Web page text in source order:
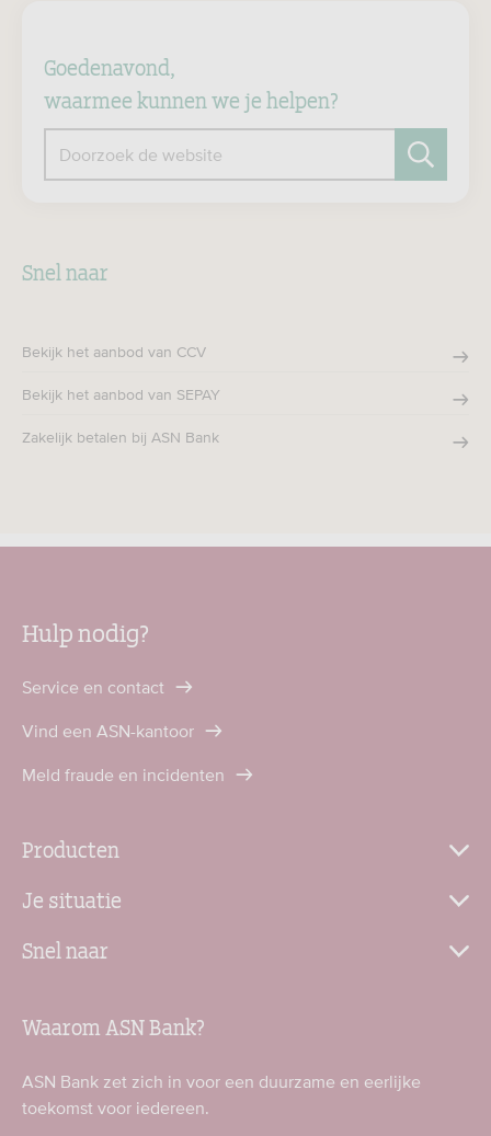
Goedenavond,
waarmee kunnen we je helpen?
Doorzoek de website
Snel naar
Bekijk het aanbod van CCV
Bekijk het aanbod van SEPAY
Zakelijk betalen bij ASN Bank
Hulp nodig?
Service en contact
Vind een ASN-kantoor
Meld fraude en incidenten
Producten
Je situatie
Snel naar
Waarom ASN Bank?
ASN Bank zet zich in voor een duurzame en eerlijke
toekomst voor iedereen.